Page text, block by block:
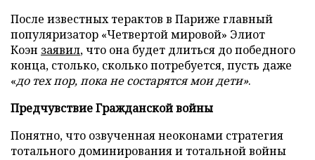
После известных терактов в Париже главный
популяризатор «Четвертой мировой» Элиот
Коэн заявил, что она будет длиться до победного
конца, столько, сколько потребуется, пусть даже
«до тех пор, пока не состарятся мои дети».
Предчувствие Гражданской войны
Понятно, что озвученная неоконами стратегия
тотального доминирования и тотальной войны